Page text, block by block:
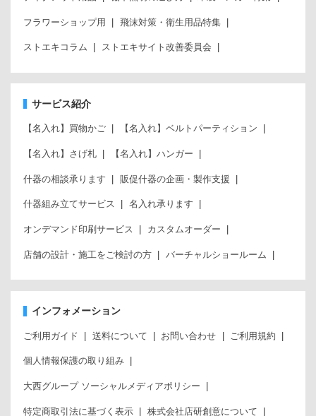
フラワーショップ用 飛沫対策・衛生用品特集
ストエキコラム ストエキサイト改善委員会
サービス紹介
【名入れ】買物かご 【名入れ】ベルトパーティション
【名入れ】さげ札 【名入れ】ハンガー
什器の相談承ります 販促什器の企画・製作支援
什器組み立てサービス 名入れ承ります
オンデマンド印刷サービス カスタムオーダー
店舗の設計・施工をご検討の方 バーチャルショールーム
インフォメーション
ご利用ガイド 送料について お問い合わせ ご利用規約
個人情報保護の取り組み
大西グループ ソーシャルメディアポリシー
特定商取引法に基づく表示 株式会社店研創意について